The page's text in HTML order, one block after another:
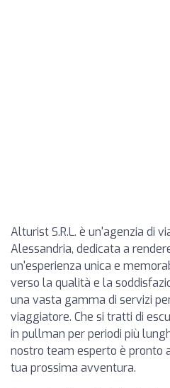
Alturist S.R.L. è un'agenzia di
Alessandria, dedicata a
un'esperienza unica e
verso la qualità e la
una vasta gamma di servizi
viaggiatore. Che si tratti di
in pullman per periodi più
nostro team esperto è pronto
tua prossima avventura.